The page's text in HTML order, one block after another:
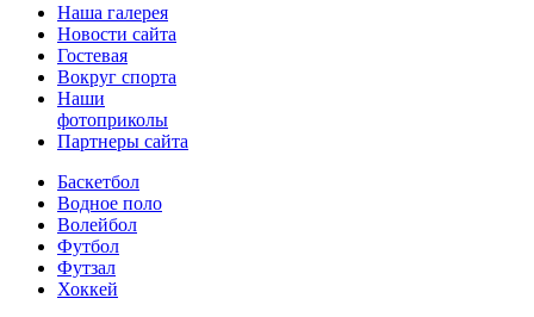
Наша галерея
Новости сайта
Гостевая
Вокруг спорта
Наши
фотоприколы
Партнеры сайта
Баскетбол
Водное поло
Волейбол
Футбол
Футзал
Хоккей